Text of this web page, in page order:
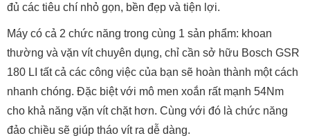
đủ các tiêu chí nhỏ gọn, bền đẹp và tiện lợi.
Máy có cả 2 chức năng trong cùng 1 sản phẩm: khoan
thường và vặn vít chuyên dụng, chỉ cần sở hữu Bosch GSR
180 LI tất cả các công việc của bạn sẽ hoàn thành một cách
nhanh chóng. Đặc biệt với mô men xoắn rất mạnh 54Nm
cho khả năng vặn vít chặt hơn. Cùng với đó là chức năng
đảo chiều sẽ giúp tháo vít ra dễ dàng.